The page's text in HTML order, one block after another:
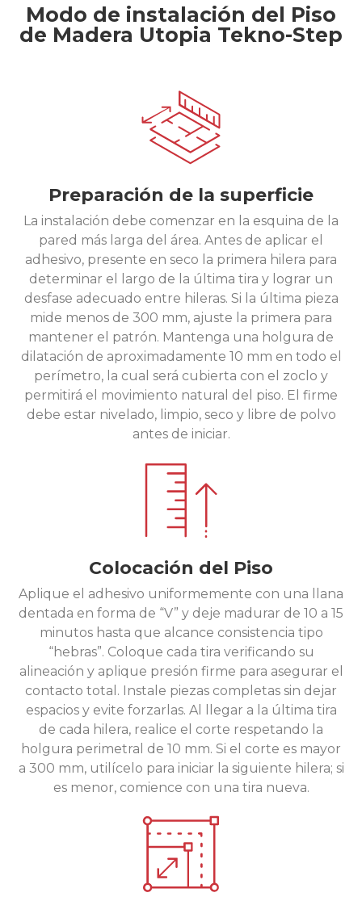
Modo de instalación del Piso
de Madera Utopia Tekno-Step
Preparación de la superficie
La instalación debe comenzar en la esquina de la
pared más larga del área. Antes de aplicar el
adhesivo, presente en seco la primera hilera para
determinar el largo de la última tira y lograr un
desfase adecuado entre hileras. Si la última pieza
mide menos de 300 mm, ajuste la primera para
mantener el patrón. Mantenga una holgura de
dilatación de aproximadamente 10 mm en todo el
perímetro, la cual será cubierta con el zoclo y
permitirá el movimiento natural del piso. El firme
debe estar nivelado, limpio, seco y libre de polvo
antes de iniciar.
Colocación del Piso
Aplique el adhesivo uniformemente con una llana
dentada en forma de “V” y deje madurar de 10 a 15
minutos hasta que alcance consistencia tipo
“hebras”. Coloque cada tira verificando su
alineación y aplique presión firme para asegurar el
contacto total. Instale piezas completas sin dejar
espacios y evite forzarlas. Al llegar a la última tira
de cada hilera, realice el corte respetando la
holgura perimetral de 10 mm. Si el corte es mayor
a 300 mm, utilícelo para iniciar la siguiente hilera; si
es menor, comience con una tira nueva.